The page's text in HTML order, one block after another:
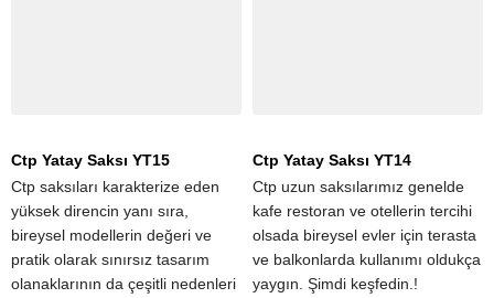
Ctp Yatay Saksı YT15
Ctp saksıları karakterize eden
yüksek direncin yanı sıra,
bireysel modellerin değeri ve
pratik olarak sınırsız tasarım
olanaklarının da çeşitli nedenleri
Ctp Yatay Saksı YT14
Ctp uzun saksılarımız genelde
kafe restoran ve otellerin tercihi
olsada bireysel evler için terasta
ve balkonlarda kullanımı oldukça
yaygın. Şimdi keşfedin.!